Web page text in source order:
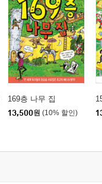
169층 나무 집
13,500원 (10% 할인)